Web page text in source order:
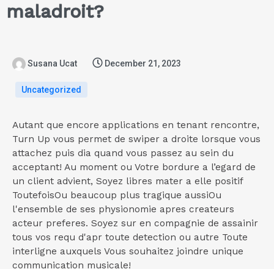
maladroit?
Susana Ucat December 21, 2023
Uncategorized
Autant que encore applications en tenant rencontre,
Turn Up vous permet de swiper a droite lorsque vous
attachez puis dia quand vous passez au sein du
acceptant! Au moment ou Votre bordure a l’egard de
un client advient, Soyez libres mater a elle positif
ToutefoisOu beaucoup plus tragique aussiOu
l'ensemble de ses physionomie apres createurs
acteur preferes. Soyez sur en compagnie de assainir
tous vos requ d'apr toute detection ou autre Toute
interligne auxquels Vous souhaitez joindre unique
communication musicale!